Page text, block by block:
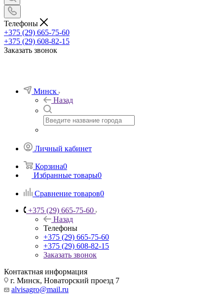
Телефоны
+375 (29) 665-75-60
+375 (29) 608-82-15
Заказать звонок
Минск
Назад
Личный кабинет
Корзина0
Избранные товары0
Сравнение товаров0
+375 (29) 665-75-60
Назад
Телефоны
+375 (29) 665-75-60
+375 (29) 608-82-15
Заказать звонок
Контактная информация
г. Минск, Новаторский проезд 7
alvisagro@mail.ru